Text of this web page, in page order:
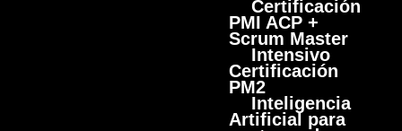
Certificación
PMI ACP +
Scrum Master
Intensivo
Certificación
PM2
Inteligencia
Artificial para